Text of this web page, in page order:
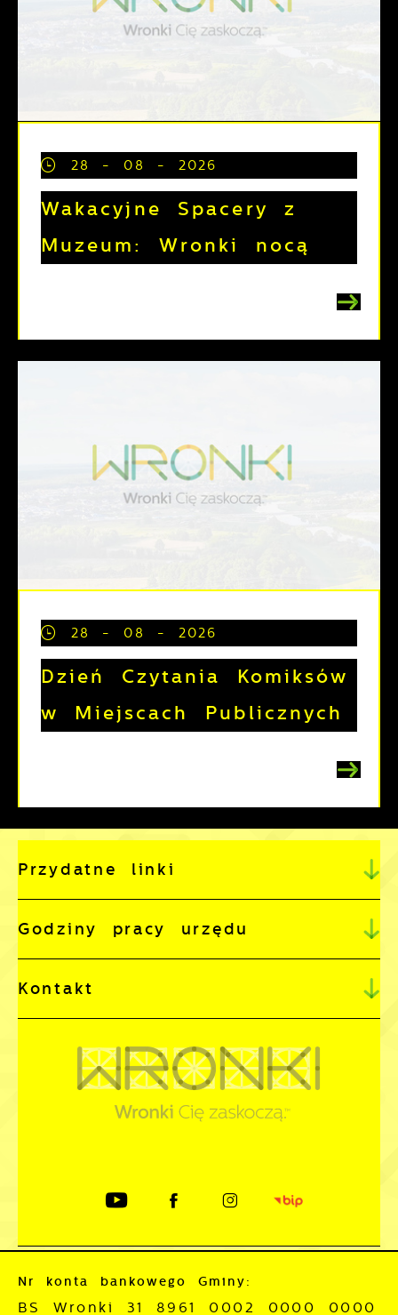
28 - 08 - 2026
Wakacyjne Spacery z
Muzeum: Wronki nocą
28 - 08 - 2026
Dzień Czytania Komiksów
w Miejscach Publicznych
Przydatne linki
Godziny pracy urzędu
Kontakt
Nr konta bankowego Gminy:
BS Wronki 31 8961 0002 0000 0000